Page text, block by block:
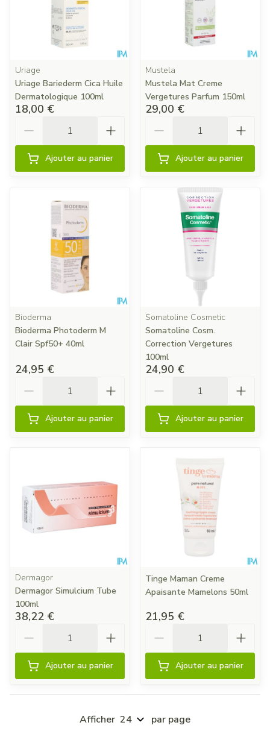
Uriage
Uriage Bariederm Cica Huile
Dermatologique 100ml
18,00 €
Ajouter au panier
Mustela
Mustela Mat Creme
Vergetures Parfum 150ml
29,00 €
Ajouter au panier
Bioderma
Bioderma Photoderm M
Clair Spf50+ 40ml
24,95 €
Ajouter au panier
Somatoline Cosmetic
Somatoline Cosm.
Correction Vergetures
100ml
24,90 €
Ajouter au panier
Dermagor
Dermagor Simulcium Tube
100ml
38,22 €
Ajouter au panier
Tinge Maman Creme
Apaisante Mamelons 50ml
21,95 €
Ajouter au panier
Afficher par page